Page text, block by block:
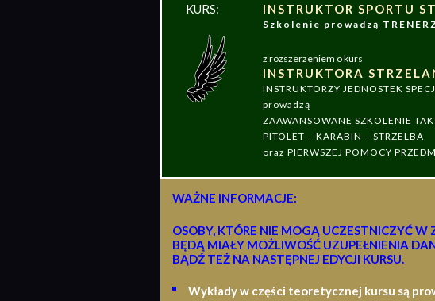
KURS: INSTRUKTOR SPORTU
Szkolenie prowadzą
z rozszerzeniem o kurs
INSTRUKTORA
INSTRUKTORZY JEDNOSTEK
prowadzą
ZAAWANSOWANE SZKOLENIE
PITOLET – KARABIN – STRZELBA
oraz PIERWSZEJ POMOCY
WAŻNE INFORMACJE:
OSOBY, KTÓRE NIE MOGĄ UCZESTNICZYĆ
BĘDĄ MIAŁY MOŻLIWOŚĆ UZUPEŁNIENIA
BĄDŹ TEŻ NA NASTĘPNEJ EDYCJI KURSU.
Wykłady w części teoretycznej kursu są